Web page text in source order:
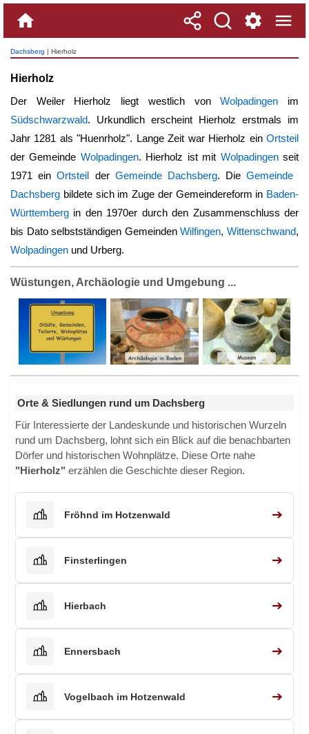
Dachsberg | Hierholz
Hierholz
Der Weiler Hierholz liegt westlich vonWolpadingen im
Südschwarzwald. Urkundlich erscheint Hierholz erstmals im
Jahr 1281 als "Huenrholz". Lange Zeit war Hierholz einOrtsteil
der Gemeinde Wolpadingen. Hierholz ist mit Wolpadingenseit
1971 einOrtsteil der Gemeinde Dachsberg. DieGemeinde
Dachsberg bildete sich im Zuge der Gemeindereform in Baden-
Württemberg in den 1970er durch den Zusammenschluss der
bis Dato selbstständigen GemeindenWilfingen,Wittenschwand,
Wolpadingen und Urberg.
Wüstungen, Archäologie und Umgebung ...
Orte & Siedlungen rund um Dachsberg
Für Interessierte der Landeskunde und historischen Wurzeln
rund um Dachsberg, lohnt sich ein Blick auf die benachbarten
Dörfer und historischen Wohnplätze. Diese Orte nahe
"Hierholz" erzählen die Geschichte dieser Region.
Fröhnd im Hotzenwald ➔
Finsterlingen ➔
Hierbach ➔
Ennersbach ➔
Vogelbach im Hotzenwald ➔